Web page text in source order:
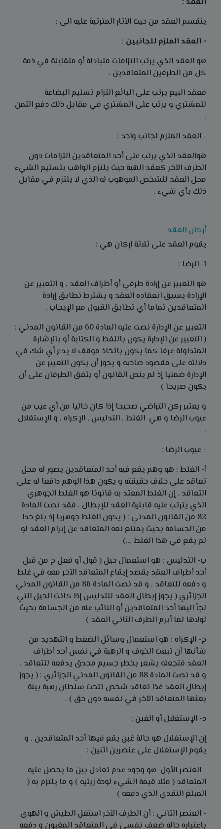
ينقسم العقد من حيث الآثار المترتبة عليه الى :
- العقد الملزم للجانبين :
هو العقد الذي يرتب التزامات متبادلة أو متقابلة في ذمة
كل من الطرفين المتعاقدين .
فعقد البيع يرتب على البائع التزام تسليم البضاعة
للمشتري و يرتب على المشتري في مقابل ذلك دفع الثمن
.
- العقد الملزم لجانب واحد :
هوالعقد الذي يرتب على أحد المتعاقدين التزامات دون
الطرف الآخر كعقد الهبة حيث يلتزم الواهب بتسليم الشيء
محل العقد للشخص الموهوب له الذي لا يلتزم في مقابل
ذلك بأي شيء .
أركان العقد
يقوم العقد على ثلاثة اركان هي :
1- الرضا :
هو التعبير عن إرادة طرفي أو أطراف العقد , و التعبير عن
الإرادة يسيق انعقاده العقد و يشترط نطابق إرادة
المتعاقدين تماما أي تطابق القبول مع الإيجاب .
التعبير عن الإدارة نصت عليه المادة 60 من القانون المدني :
( التعبير عن الإدارة يكون باللفظ و الكتابة أو بالإشارة
المتداولة عرفا كما يكون باتخاذ موقف لا يدع أي شك في
دلالته على مقصود صاحبه و يجوز أن يكون التعبير عن
الإدارة ضمنيا إذ لم ينص القانون أو يتفق الطرفان على أن
يكون صريحا )
و يعتبر ركن التراضي صحيحا إذا كان خاليا من أي عيب من
عيوب الرضا و هي الغلط , التدليس , الإكراه , و الإستغلال
.
- عيوب الرضا :
أ- الغلط : هو وهم يقع فيه أحد المتعاقدين يصور له محل
تعاقد على خلاف حقيقته و يكون هذا الوهم دافعا له على
التعاقد . إن الغلط المعتد به قانونا هو الغلط الجوهري
الذي يترتب عليه قابلية العقد للإبطال . فقد نصت المادة
82 من القانون المدني : ( يكون الغلط جوهريا إذ بلغ حدا
من الجسامة بحيث يمتنع نعه المتعاقد عن إبرام العقد لو
لم يقع في هذا الغلط ...)
ب- التدليس : هو استعمال حيل ( قول أو فعل ح من قبل
أحد أطراف العقد بقصد إيقاع المتعاقد الآخر معه في غلط
و دفعه للتعاقد . و قد نصت المادة 86 من القانون المدني
الجزائري ( يجوز إبطال العقد للتدليس إذا كانت الحيل التي
لجأ اليها أحد المتعاقدين أو النائب عنه من الجسامة بحيث
لولاها لما أبرم الطرف الثاني العقد )
ج- الإكراه : هو استعمال وسائل الضغط و التهديد من
شأنها أن تبعث الخوف و الرهبة في نفس أحد أطراف
العقد فتجعله يشعر بخطر جسيم محدق يدفعه للتعاقد .
و قد نصت المادة 88 من القانون المدني الجزائري : ( يجوز
إبطال العقد غذا تعاقد شخص تتحت سلطان رهبة بينة
بعثها المتعاقد الآخر في نفسه دون حق ) .
د- الإستغلال أو الغبن :
إن الإستغلال هو حالة غبن يقع فيها أحد المتعاقدين . و
يقوم الإستغلال على عنصرين اثنين :
- العنصر الأول هو وجود عدم تعادل بين ما يحصل عليه
المتعاقد ( مثلا قيمة الشيء لوحة زيتيه ) و ما يلتزم به (
المبلغ النقدي الذي دفعه )
- العنصر الثاني : أن الطرف الآخر استغل الطيش و الهوى
باعتباره حاله ضعف نفسي في المتعاقد المغبون و دفعه